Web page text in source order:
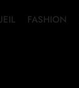
FASHION